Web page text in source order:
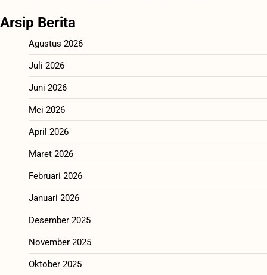
Arsip Berita
Agustus 2026
Juli 2026
Juni 2026
Mei 2026
April 2026
Maret 2026
Februari 2026
Januari 2026
Desember 2025
November 2025
Oktober 2025